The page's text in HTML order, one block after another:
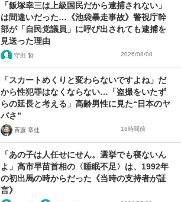
「飯塚幸三は上級国民だから逮捕されない」
は間違いだった…《池袋暴走事故》警視庁幹
部が「自民党議員」に呼び出されても逮捕を
見送った理由
守田 哲 2026/08/08
「スカートめくりと変わらないですよね」だ
から性犯罪はなくならない…「盗撮をいたず
らの延長と考える」高齢男性に見た“日本のヤ
バさ”
斉藤 章佳 18時間前
「あの子は人任せにせん。選挙でも寝ないん
よ」高市早苗首相の〈睡眠不足〉は、1992年
の初出馬の時からだった《当時の支持者が証
言》